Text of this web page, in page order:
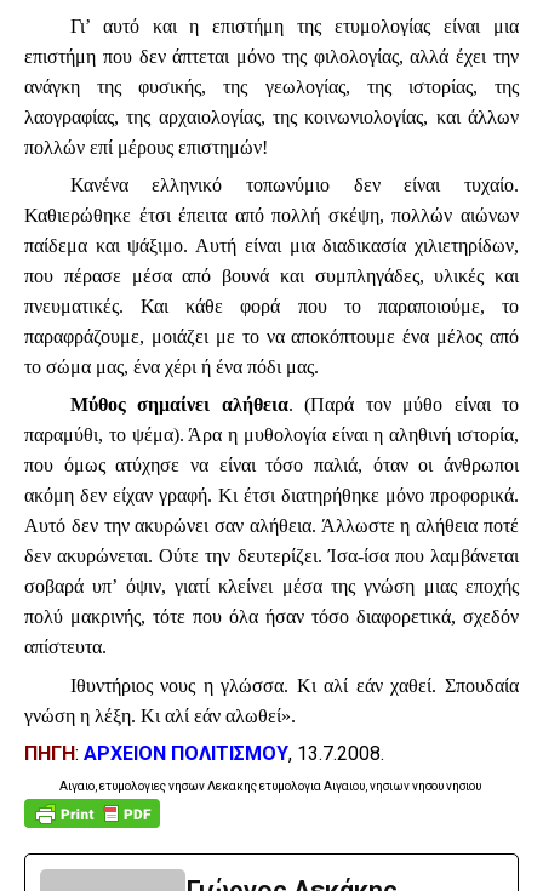
Γι’ αυτό και η επιστήμη της ετυμολογίας είναι μια
επιστήμη που δεν άπτεται μόνο της φιλολογίας, αλλά έχει την
ανάγκη της φυσικής, της γεωλογίας, της ιστορίας, της
λαογραφίας, της αρχαιολογίας, της κοινωνιολογίας, και άλλων
πολλών επί μέρους επιστημών!
Κανένα ελληνικό τοπωνύμιο δεν είναι τυχαίο.
Καθιερώθηκε έτσι έπειτα από πολλή σκέψη, πολλών αιώνων
παίδεμα και ψάξιμο. Αυτή είναι μια διαδικασία χιλιετηρίδων,
που πέρασε μέσα από βουνά και συμπληγάδες, υλικές και
πνευματικές. Και κάθε φορά που το παραποιούμε, το
παραφράζουμε, μοιάζει με το να αποκόπτουμε ένα μέλος από
το σώμα μας, ένα χέρι ή ένα πόδι μας.
Μύθος σημαίνει αλήθεια. (Παρά τον μύθο είναι το
παραμύθι, το ψέμα). Άρα η μυθολογία είναι η αληθινή ιστορία,
που όμως ατύχησε να είναι τόσο παλιά, όταν οι άνθρωποι
ακόμη δεν είχαν γραφή. Κι έτσι διατηρήθηκε μόνο προφορικά.
Αυτό δεν την ακυρώνει σαν αλήθεια. Άλλωστε η αλήθεια ποτέ
δεν ακυρώνεται. Ούτε την δευτερίζει. Ίσα-ίσα που λαμβάνεται
σοβαρά υπ’ όψιν, γιατί κλείνει μέσα της γνώση μιας εποχής
πολύ μακρινής, τότε που όλα ήσαν τόσο διαφορετικά, σχεδόν
απίστευτα.
Ιθυντήριος νους η γλώσσα. Κι αλί εάν χαθεί. Σπουδαία
γνώση η λέξη. Κι αλί εάν αλωθεί».
ΠΗΓΗ: ΑΡΧΕΙΟΝ ΠΟΛΙΤΙΣΜΟΥ, 13.7.2008.
Αιγαιο, ετυμολογιες νησων Λεκακης ετυμολογια Αιγαιου, νησιων νησου νησιου